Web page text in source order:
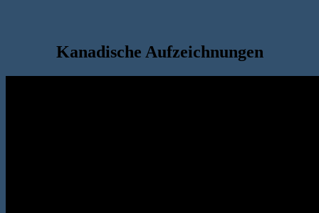
Kanadische Aufzeichnungen